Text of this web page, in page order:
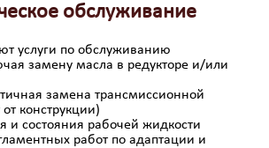
обслуживание
услуги по обслуживанию
замену масла в редукторе и/или
замена трансмиссионной
конструкции)
и состояния рабочей жидкости
работ по адаптации и